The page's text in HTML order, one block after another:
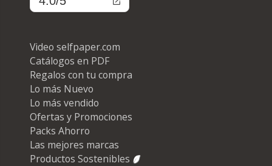
Video selfpaper.com
Catálogos en PDF
Regalos con tu compra
Lo más Nuevo
Lo más vendido
Ofertas y Promociones
Packs Ahorro
Las mejores marcas
Productos Sostenibles